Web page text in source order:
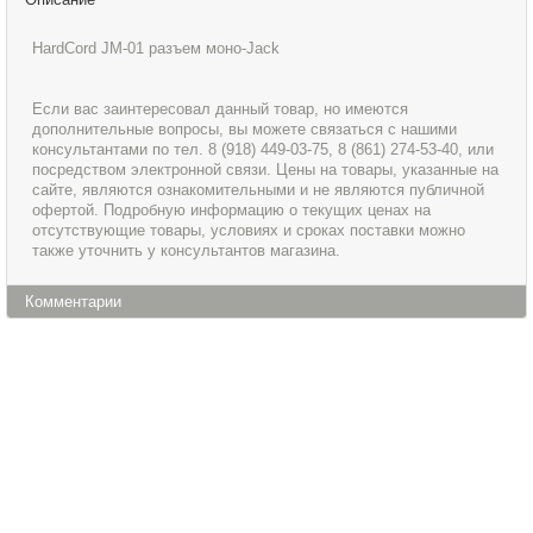
HardCord JM-01 разъем моно-Jack
Если вас заинтересовал данный товар, но имеются
дополнительные вопросы, вы можете связаться с нашими
консультантами по тел. 8 (918) 449-03-75, 8 (861) 274-53-40, или
посредством электронной связи. Цены на товары, указанные на
сайте, являются ознакомительными и не являются публичной
офертой. Подробную информацию о текущих ценах на
отсутствующие товары, условиях и сроках поставки можно
также уточнить у консультантов магазина.
Комментарии